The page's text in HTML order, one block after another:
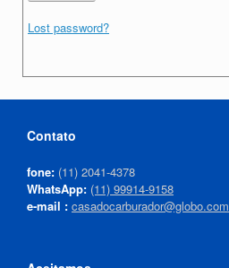
Lost password?
Contato
fone: (11) 2041-4378
WhatsApp: (11) 99914-9158
e-mail : casadocarburador@globo.com